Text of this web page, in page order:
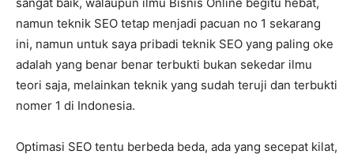
namun teknik SEO tetap menjadi pacuan no 1 sekarang
ini, namun untuk saya pribadi teknik SEO yang paling oke
adalah yang benar benar terbukti bukan sekedar ilmu
teori saja, melainkan teknik yang sudah teruji dan terbukti
nomer 1 di Indonesia.
Optimasi SEO tentu berbeda beda, ada yang secepat kilat,